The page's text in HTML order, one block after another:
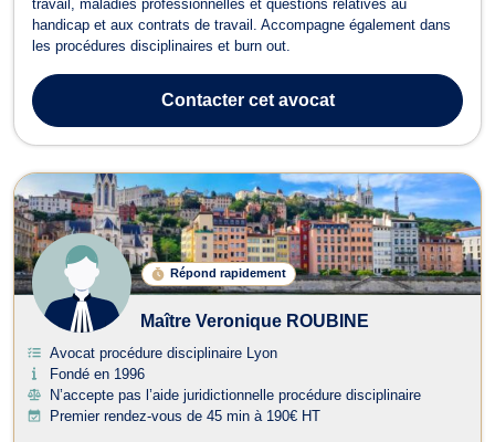
travail, maladies professionnelles et questions relatives au
handicap et aux contrats de travail. Accompagne également dans
les procédures disciplinaires et burn out.
Contactercet avocat
Répond rapidement
Maître Veronique ROUBINE
Avocat procédure disciplinaire Lyon
Fondé en 1996
N’accepte pas l’aide juridictionnelle procédure disciplinaire
Premier rendez-vous de 45 min à 190€ HT